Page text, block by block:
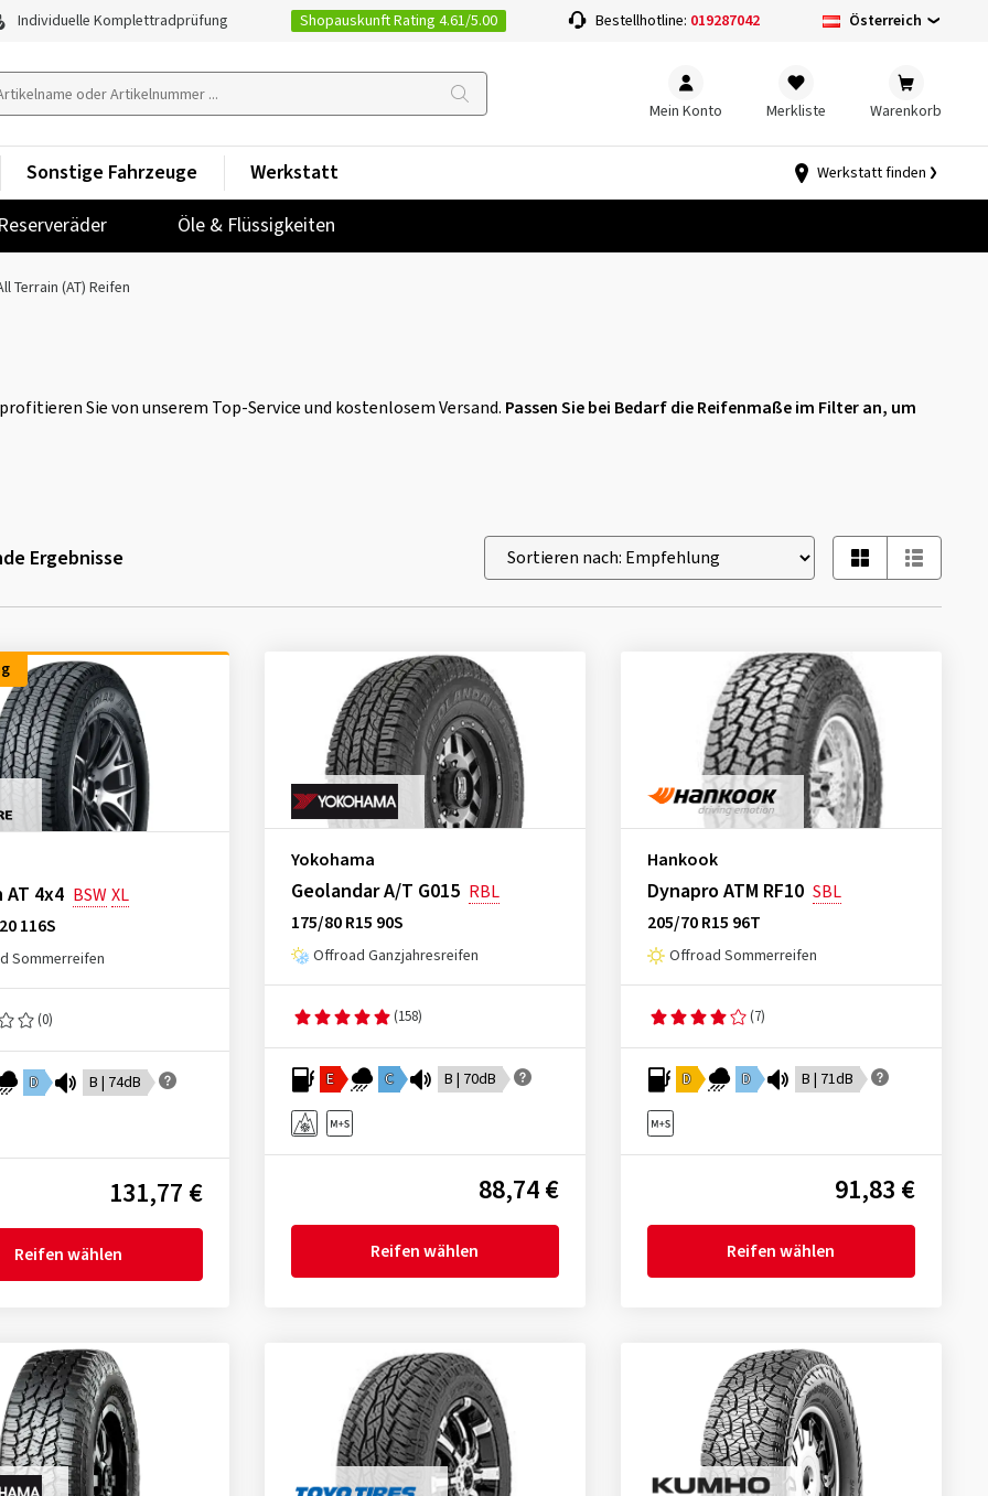
Individuelle Komplettradprüfung Shopauskunft Rating 4.61/5.00 Bestellhotline: 019287042 Österreich
Mein Konto Merkliste Warenkorb
Reserveräder Öle & Flüssigkeiten
Sonstige Fahrzeuge Werkstatt Werkstatt finden
Terrain (AT) Reifen
Sie von unserem Top-Service und kostenlosem Versand. Passen Sie bei Bedarf die Reifenmaße im Filter an, um
Ergebnisse
AT 4x4 BSWXL
116S
Sommerreifen
(0)
D B | 74dB
131,77 €
Reifen wählen
Yokohama
Geolandar A/T G015 RBL
175/80 R15 90S
Offroad Ganzjahresreifen
(158)
E C B | 70dB
88,74 €
Reifen wählen
Hankook
Dynapro ATM RF10 SBL
205/70 R15 96T
Offroad Sommerreifen
(7)
D D B | 71dB
91,83 €
Reifen wählen